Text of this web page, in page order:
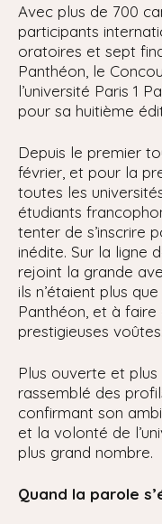
Avec plus de 700
participants
oratoires et sept
Panthéon, le
l’université Paris 1
pour sa huitième
Depuis le premier
février, et pour la
toutes les
étudiants
tenter de s’inscrire
inédite. Sur la ligne
rejoint la grande
ils n’étaient plus
Panthéon, et à
prestigieuses voûtes.
Plus ouverte et
rassemblé des
confirmant son
et la volonté de
plus grand nombre.
Quand la parole